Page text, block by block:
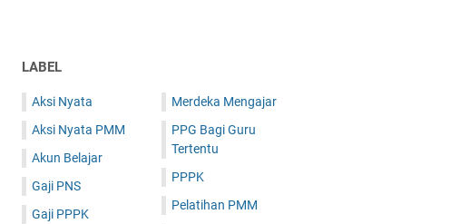
LABEL
Aksi Nyata
Aksi Nyata PMM
Akun Belajar
Gaji PNS
Gaji PPPK
Merdeka Mengajar
PPG Bagi Guru
Tertentu
PPPK
Pelatihan PMM